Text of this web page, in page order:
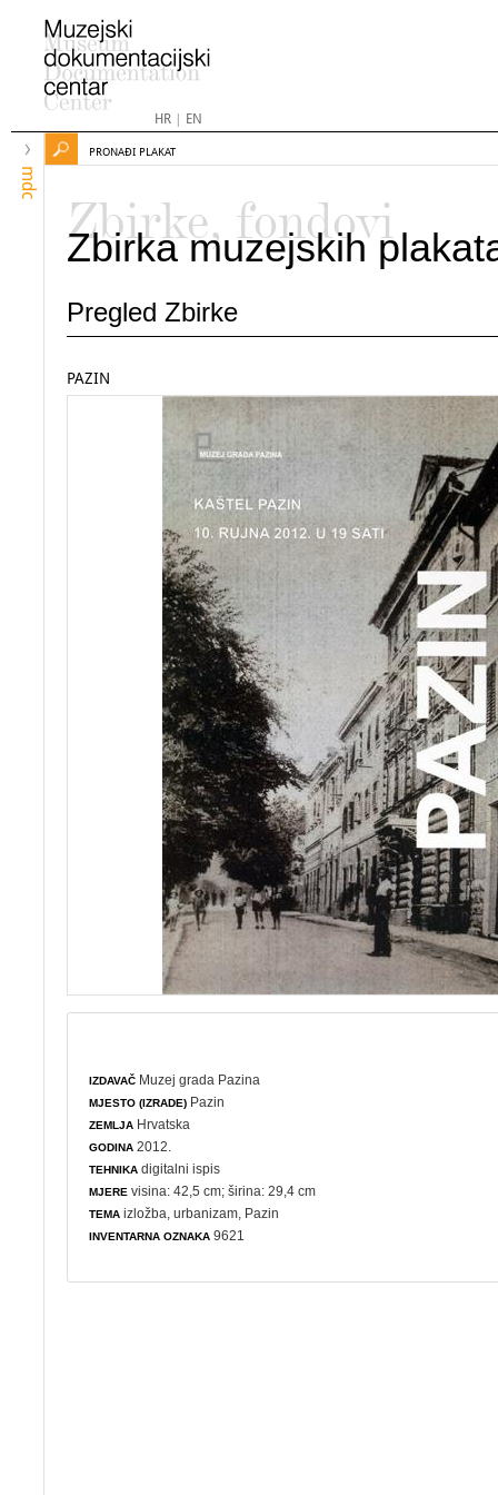
HR| EN
mdc
PRONAĐI PLAKAT
Zbirke, fondovi
Zbirka muzejskih
Pregled Zbirke
PAZIN
IZDAVAČ Muzej grada Pazina
MJESTO (IZRADE) Pazin
ZEMLJA Hrvatska
GODINA 2012.
TEHNIKA digitalni ispis
MJERE visina: 42,5 cm; širina: 29,4 cm
TEMA izložba ,urbanizam , Pazin
INVENTARNA OZNAKA 9621